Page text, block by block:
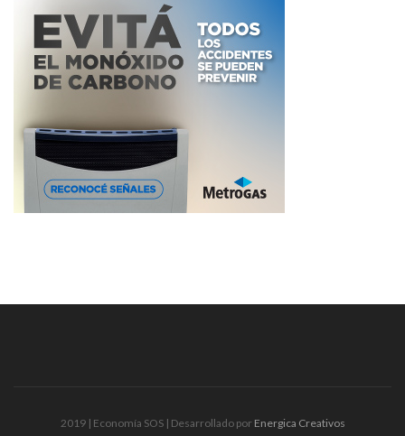
2019 | Economía SOS | Desarrollado por Energica Creativos